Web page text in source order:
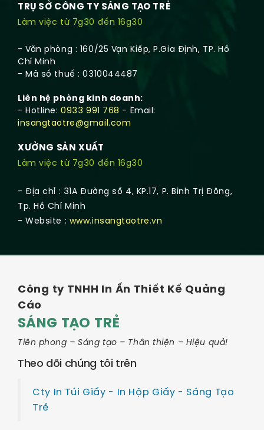
TRỤ SỞ CÔNG TY SÁNG TẠO TRẺ
Làm việc từ 7g30 đến 16g30
- Văn phòng : 160/25 Vạn Kiếp, P.Gia Định, TP. Hồ
Chí Minh
- Mã số thuế : 0310044487
Liên hệ phòng kinh doanh:
- Hotline:0933 991 768 - Email:
insangtaotre@gmail.com
XƯỞNG SẢN XUẤT
Làm việc từ 7g30 đến 16g30
- Địa chỉ : 31A Đường số 4, KP.17, P. Bình Trị Đông,
Tp. Hồ Chí Minh
- Website : www.insangtaotre.vn
Công ty TNHH In Ấn Thiết Kế Quảng
Cáo
SÁNG TẠO TRẺ
Tiên phong – Sáng tạo – Thân thiện – Hiệu quả!
Theo dõi chúng tôi trên
Cty In Túi Giấy - In Hộp Giấy - Sáng Tạo
Trẻ